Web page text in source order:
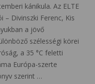
kánikula. Az ELTE
– Divinszki Ferenc, Kis
a jövő
szélességi körei
a 35 °C feletti
Európa-szerte
szerint …